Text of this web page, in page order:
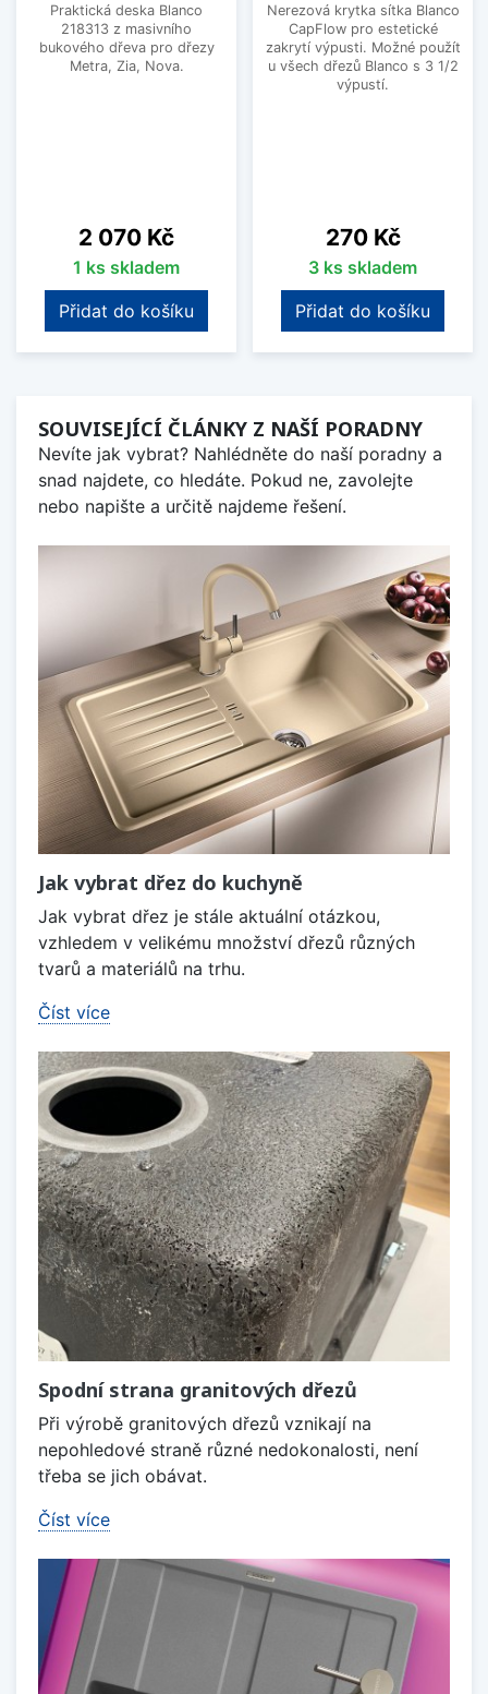
Praktická deska Blanco
218313 z masivního
bukového dřeva pro dřezy
Metra, Zia, Nova.
Cena
2 070 Kč
1 ks skladem
Přidat do košíku
Nerezová krytka sítka Blanco
CapFlow pro estetické
zakrytí výpusti. Možné použít
u všech dřezů Blanco s 3 1/2
výpustí.
Cena
270 Kč
3 ks skladem
Přidat do košíku
SOUVISEJÍCÍ ČLÁNKY Z NAŠÍ PORADNY
Nevíte jak vybrat? Nahlédněte do naší poradny a
snad najdete, co hledáte. Pokud ne, zavolejte
nebo napište a určitě najdeme řešení.
Jak vybrat dřez do kuchyně
Jak vybrat dřez je stále aktuální otázkou,
vzhledem v velikému množství dřezů různých
tvarů a materiálů na trhu.
Číst více
Spodní strana granitových dřezů
Při výrobě granitových dřezů vznikají na
nepohledové straně různé nedokonalosti, není
třeba se jich obávat.
Číst více